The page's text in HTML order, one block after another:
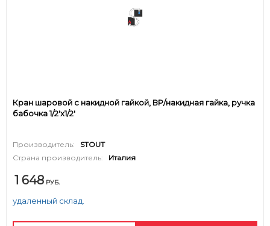
Кран шаровой с накидной гайкой, ВР/накидная гайка, ручка
бабочка 1/2'x1/2'
Производитель:
STOUT
Страна производитель:
Италия
1 648 РУБ.
удаленный склад.